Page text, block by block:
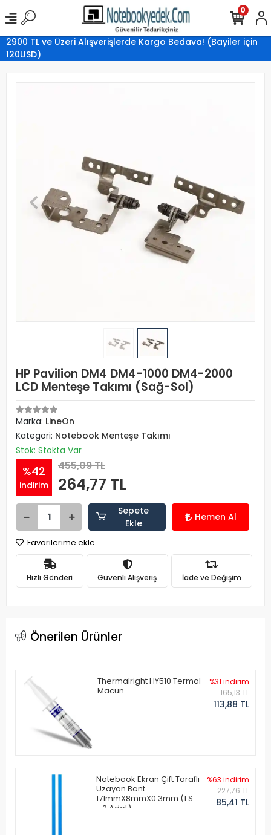
2900 TL ve Üzeri Alışverişlerde Kargo Bedava! (Bayiler için
120USD)
0
HP Pavilion DM4 DM4-1000 DM4-2000
LCD Menteşe Takımı (Sağ-Sol)
Marka: LineOn
Kategori: Notebook Menteşe Takımı
Stok: Stokta Var
%42
indirim
455,09 TL
264,77 TL
Sepete
Ekle
Hemen Al
Favorilerime ekle
Hızlı Gönderi Güvenli Alışveriş İade ve Değişim
Önerilen Ürünler
Thermalright HY510 Termal
Macun
%31 indirim
165,13 TL
113,88 TL
Notebook Ekran Çift Taraflı
Uzayan Bant
171mmX8mmX0.3mm (1 Set
- 2 Adet)
%63 indirim
227,76 TL
85,41 TL